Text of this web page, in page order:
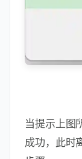
当提示上图
成功，此时